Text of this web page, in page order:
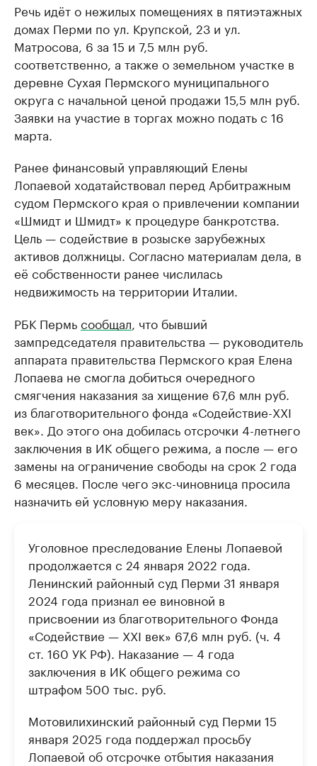
Речь идёт о нежилых помещениях в пятиэтажных
домах Перми по ул. Крупской, 23 и ул.
Матросова, 6 за 15 и 7,5 млн руб.
соответственно, а также о земельном участке в
деревне Сухая Пермского муниципального
округа с начальной ценой продажи 15,5 млн руб.
Заявки на участие в торгах можно подать с 16
марта.
Ранее финансовый управляющий Елены
Лопаевой ходатайствовал перед Арбитражным
судом Пермского края о привлечении компании
«Шмидт и Шмидт» к процедуре банкротства.
Цель — содействие в розыске зарубежных
активов должницы. Согласно материалам дела, в
её собственности ранее числилась
недвижимость на территории Италии.
РБК Пермьсообщал , что бывший
зампредседателя правительства — руководитель
аппарата правительства Пермского края Елена
Лопаева не смогла добиться очередного
смягчения наказания за хищение 67,6 млн руб.
из благотворительного фонда «Содействие-XXI
век». До этого она добилась отсрочки 4-летнего
заключения в ИК общего режима, а после — его
замены на ограничение свободы на срок 2 года
6 месяцев. После чего экс-чиновница просила
назначить ей условную меру наказания.
Уголовное преследование Елены Лопаевой
продолжается с 24 января 2022 года.
Ленинский районный суд Перми 31 января
2024 года признал ее виновной в
присвоении из благотворительного Фонда
«Содействие — XXI век» 67,6 млн руб. (ч. 4
ст. 160 УК РФ). Наказание — 4 года
заключения в ИК общего режима со
штрафом 500 тыс. руб.
Мотовилихинский районный суд Перми 15
января 2025 года поддержал просьбу
Лопаевой об отсрочке отбытия наказания